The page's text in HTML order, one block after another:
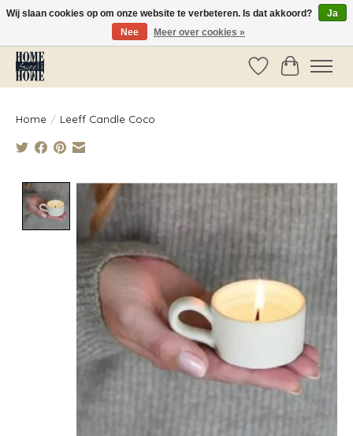
Vóór 14:00 besteld, dezelfde dag verzonden!
Verlanglijst
Home / Leeff Candle Coco
Product image slideshow Items
Wij slaan cookies op om onze website te verbeteren. Is dat akkoord?
Ja
Nee
Meer over cookies »